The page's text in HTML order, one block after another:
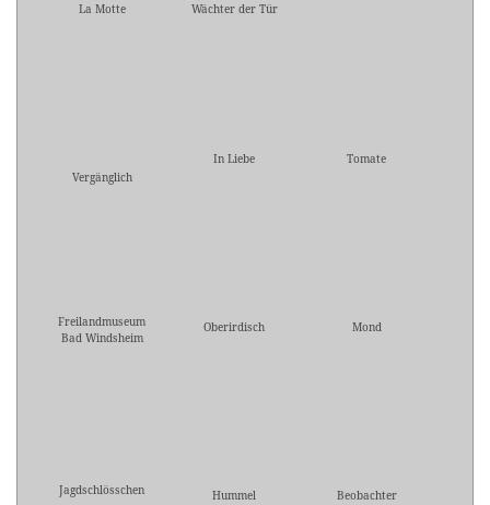
La Motte Wächter der Tür
Vergänglich
In Liebe Tomate
Freilandmuseum
Bad Windsheim
Oberirdisch Mond
Jagdschlösschen Hummel Beobachter